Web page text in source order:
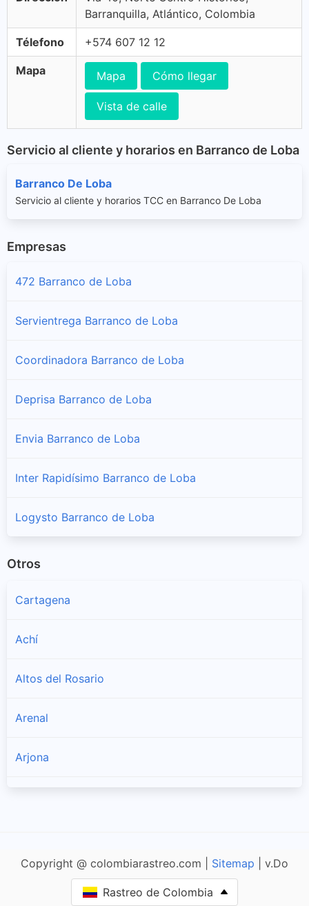
Barranquilla, Atlántico, Colombia
Télefono +574 607 12 12
Mapa Mapa Cómo llegar
Vista de calle
Servicio al cliente y horarios en Barranco de Loba
Barranco De Loba
Servicio al cliente y horarios TCC en Barranco De Loba
Empresas
472 Barranco de Loba
Servientrega Barranco de Loba
Coordinadora Barranco de Loba
Deprisa Barranco de Loba
Envia Barranco de Loba
Inter Rapidísimo Barranco de Loba
Logysto Barranco de Loba
Otros
Cartagena
Achí
Altos del Rosario
Arenal
Arjona
Copyright @ colombiarastreo.com | Sitemap | v.Do
Rastreo de Colombia